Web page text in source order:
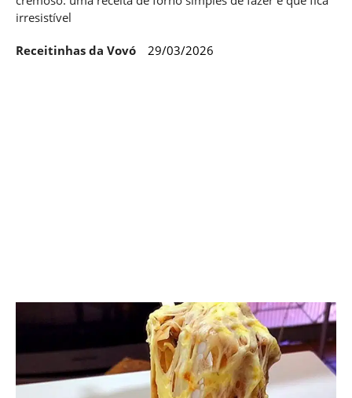
irresistível
Receitinhas da Vovó 29/03/2026